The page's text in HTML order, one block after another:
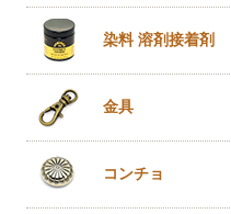
染料 溶剤接着剤
金具
コンチョ